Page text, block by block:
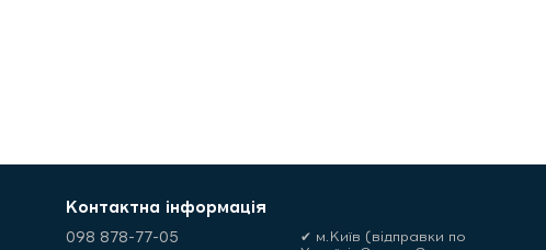
Контактна інформація
098 878-77-05
✔ м.Київ (відправки по